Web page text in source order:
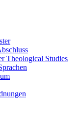
Theological Studies